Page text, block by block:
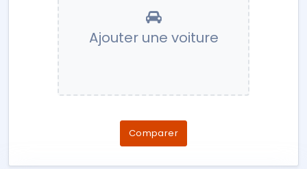
Ajouter une voiture
Comparer